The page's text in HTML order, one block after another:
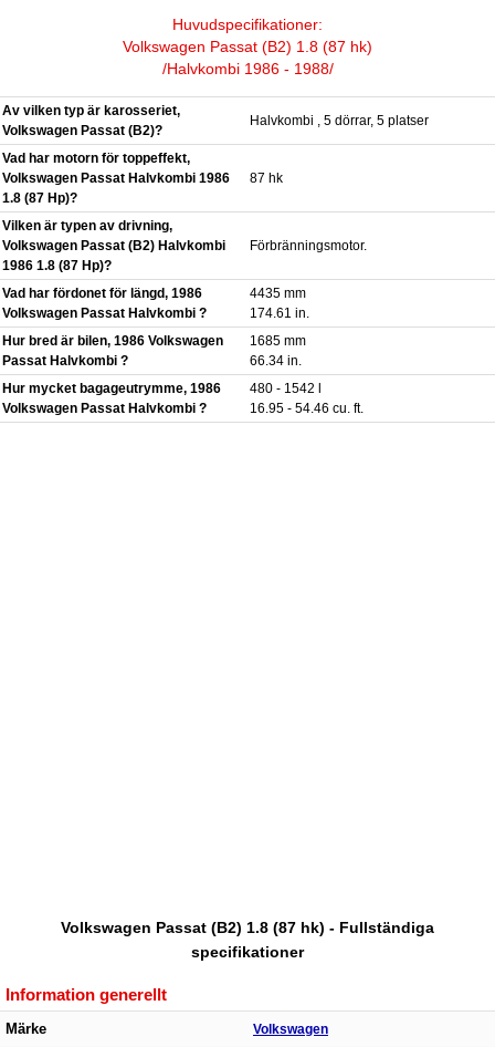
Huvudspecifikationer:
Volkswagen Passat (B2) 1.8 (87 hk)
/Halvkombi 1986 - 1988/
Av vilken typ är karosseriet,
Volkswagen Passat (B2)?
Halvkombi , 5 dörrar, 5 platser
Vad har motorn för toppeffekt,
Volkswagen Passat Halvkombi 1986
1.8 (87 Hp)?
87 hk
Vilken är typen av drivning,
Volkswagen Passat (B2) Halvkombi
1986 1.8 (87 Hp)?
Förbränningsmotor.
Vad har fördonet för längd, 1986
Volkswagen Passat Halvkombi ?
4435 mm
174.61 in.
Hur bred är bilen, 1986 Volkswagen
Passat Halvkombi ?
1685 mm
66.34 in.
Hur mycket bagageutrymme, 1986
Volkswagen Passat Halvkombi ?
480 - 1542 l
16.95 - 54.46 cu. ft.
Volkswagen Passat (B2) 1.8 (87 hk) - Fullständiga
specifikationer
Information generellt
Märke Volkswagen